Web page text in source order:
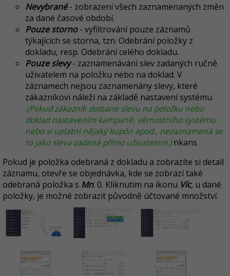
Nevybrané- zobrazení všech zaznamenaných změn
za dané časové období.
Pouze storno- vyfiltrování pouze záznamů
týkajících se storna, tzn. Odebrání položky z
dokladu, resp. Odebrání celého dokladu.
Pouze slevy- zaznamenávání slev zadaných ručně
uživatelem na položku nebo na doklad. V
záznamech nejsou zaznamenány slevy, které
zákazníkovi náleží na základě nastavení systému.
(Pokud zákazník dostane slevu na položku nebo
doklad nastavením kampaně, věrnostního systému
nebo si uplatní nějaký kupón apod., nezaznamená se
to jako sleva zadaná přímo uživatelem.)nkans
Pokud je položka odebraná z dokladu a zobrazíte si detail
záznamu, otevře se objednávka, kde se zobrazí také
odebraná položka s Mn. 0. Kliknutím na ikonu Víc, u dané
položky, je možné zobrazit původně účtované množství.